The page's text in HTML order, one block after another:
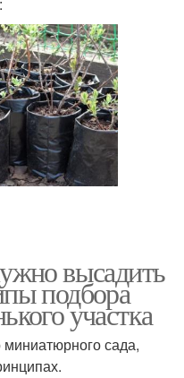
высадить
подбора
участка
сада,